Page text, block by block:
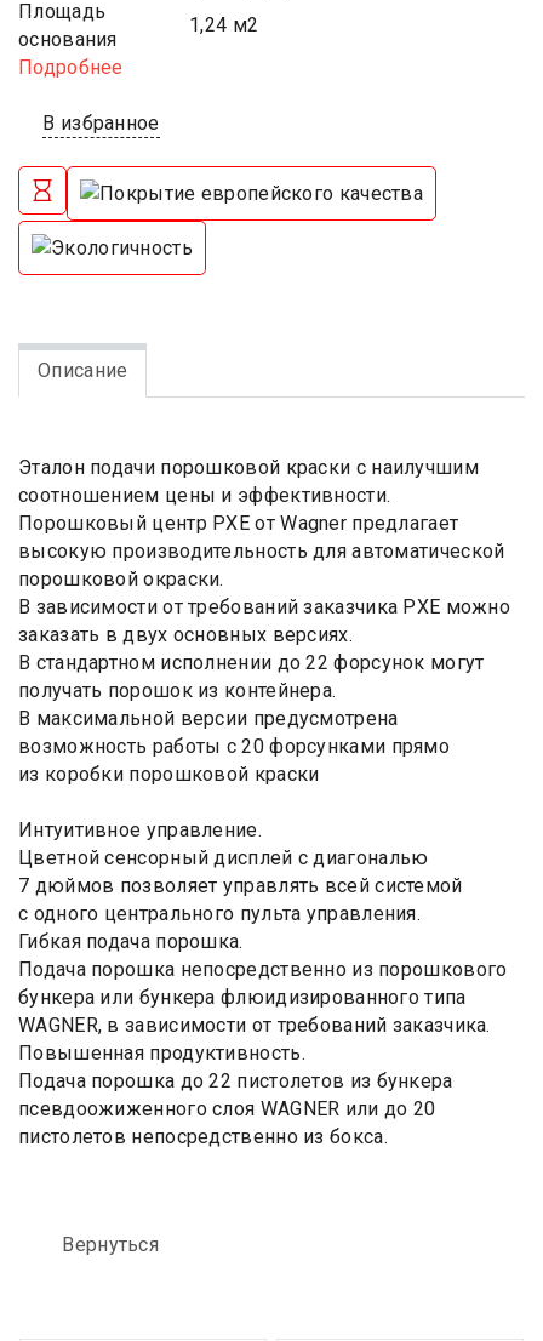
Площадь
основания
1,24 м2
Подробнее
В избранное
Описание
Эталон подачи порошковой краски с наилучшим
соотношением цены и эффективности.
Порошковый центр PXE от Wagner предлагает
высокую производительность для автоматической
порошковой окраски.
В зависимости от требований заказчика PXE можно
заказать в двух основных версиях.
В стандартном исполнении до 22 форсунок могут
получать порошок из контейнера.
В максимальной версии предусмотрена
возможность работы с 20 форсунками прямо
из коробки порошковой краски
Интуитивное управление.
Цветной сенсорный дисплей с диагональю
7 дюймов позволяет управлять всей системой
с одного центрального пульта управления.
Гибкая подача порошка.
Подача порошка непосредственно из порошкового
бункера или бункера флюидизированного типа
WAGNER, в зависимости от требований заказчика.
Повышенная продуктивность.
Подача порошка до 22 пистолетов из бункера
псевдоожиженного слоя WAGNER или до 20
пистолетов непосредственно из бокса.
Вернуться